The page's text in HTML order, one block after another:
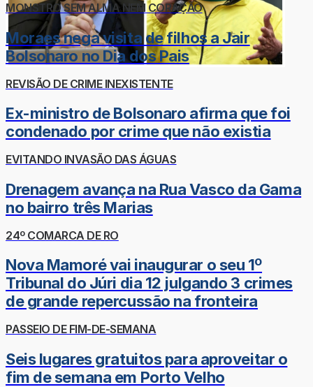
MONSTRO SEM ALMA NEM CORAÇÃO
Moraes nega visita de filhos a Jair
Bolsonaro no Dia dos Pais
REVISÃO DE CRIME INEXISTENTE
Ex-ministro de Bolsonaro afirma que foi
condenado por crime que não existia
EVITANDO INVASÃO DAS ÁGUAS
Drenagem avança na Rua Vasco da Gama
no bairro três Marias
24º COMARCA DE RO
Nova Mamoré vai inaugurar o seu 1º
Tribunal do Júri dia 12 julgando 3 crimes
de grande repercussão na fronteira
PASSEIO DE FIM-DE-SEMANA
Seis lugares gratuitos para aproveitar o
fim de semana em Porto Velho